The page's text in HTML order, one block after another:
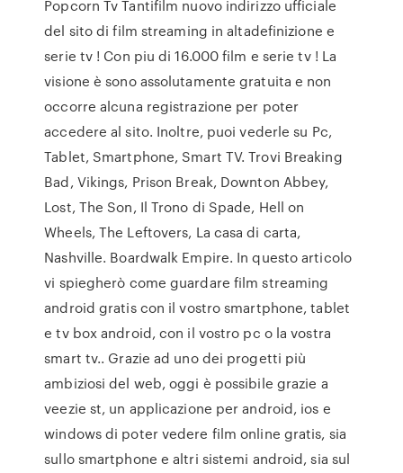
Popcorn Tv Tantifilm nuovo indirizzo ufficiale
del sito di film streaming in altadefinizione e
serie tv ! Con piu di 16.000 film e serie tv ! La
visione è sono assolutamente gratuita e non
occorre alcuna registrazione per poter
accedere al sito. Inoltre, puoi vederle su Pc,
Tablet, Smartphone, Smart TV. Trovi Breaking
Bad, Vikings, Prison Break, Downton Abbey,
Lost, The Son, Il Trono di Spade, Hell on
Wheels, The Leftovers, La casa di carta,
Nashville. Boardwalk Empire. In questo articolo
vi spiegherò come guardare film streaming
android gratis con il vostro smartphone, tablet
e tv box android, con il vostro pc o la vostra
smart tv.. Grazie ad uno dei progetti più
ambiziosi del web, oggi è possibile grazie a
veezie st, un applicazione per android, ios e
windows di poter vedere film online gratis, sia
sullo smartphone e altri sistemi android, sia sul